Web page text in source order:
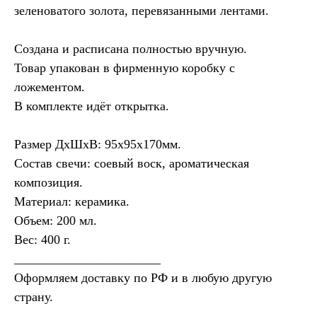
зеленоватого золота, перевязанными лентами.
Создана и расписана полностью вручную.
Товар упакован в фирменную коробку с
ложементом.
В комплекте идёт открытка.
Размер ДхШхВ: 95х95х170мм.
Состав свечи: соевый воск, ароматическая
композиция.
Материал: керамика.
Объем: 200 мл.
Вес: 400 г.
Оформляем доставку по РФ и в любую другую
страну.